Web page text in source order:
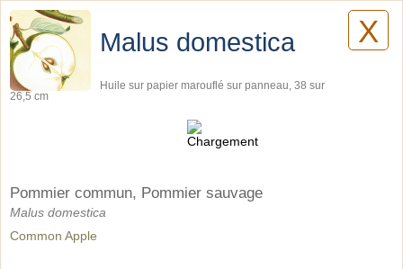
Lilyane Coulombe
Tableaux
X
Malus domestica
Huile sur papier marouflé sur panneau, 38 sur
26,5 cm
Pommier commun, Pommier sauvage
Malus domestica
Common Apple